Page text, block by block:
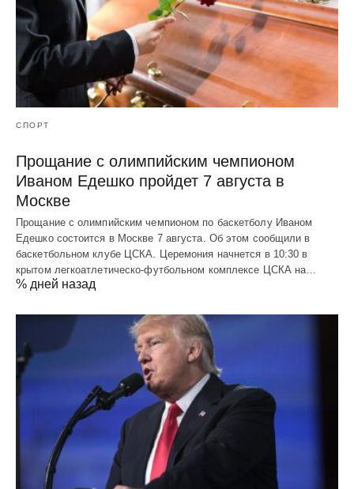
СПОРТ
Прощание с олимпийским чемпионом
Иваном Едешко пройдет 7 августа в
Москве
Прощание с олимпийским чемпионом по баскетболу Иваном
Едешко состоится в Москве 7 августа. Об этом сообщили в
баскетбольном клубе ЦСКА. Церемония начнется в 10:30 в
крытом легкоатлетическо-футбольном комплексе ЦСКА на…
% дней назад